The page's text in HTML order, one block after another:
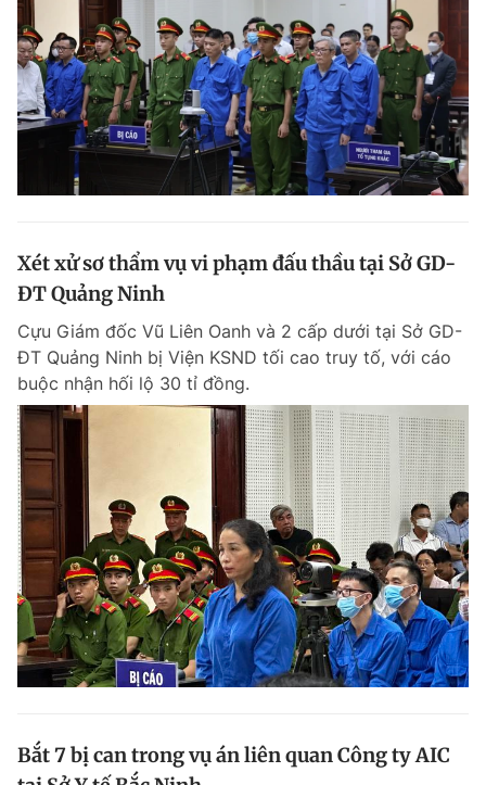
Xét xử sơ thẩm vụ vi phạm đấu thầu tại Sở GD-
ĐT Quảng Ninh
Cựu Giám đốc Vũ Liên Oanh và 2 cấp dưới tại Sở GD-
ĐT Quảng Ninh bị Viện KSND tối cao truy tố, với cáo
buộc nhận hối lộ 30 tỉ đồng.
Bắt 7 bị can trong vụ án liên quan Công ty AIC